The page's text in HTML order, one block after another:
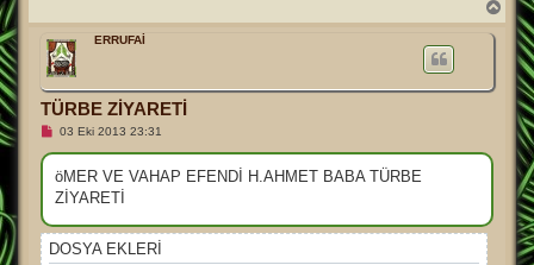
a
a
ERRUFAİ
TÜRBE ZİYARETİ
O
n
a
ı
ş
03 Eki 2013 23:31
öMER VE VAHAP EFENDİ H.AHMET BABA TÜRBE
ZİYARETİ
DOSYA EKLERI